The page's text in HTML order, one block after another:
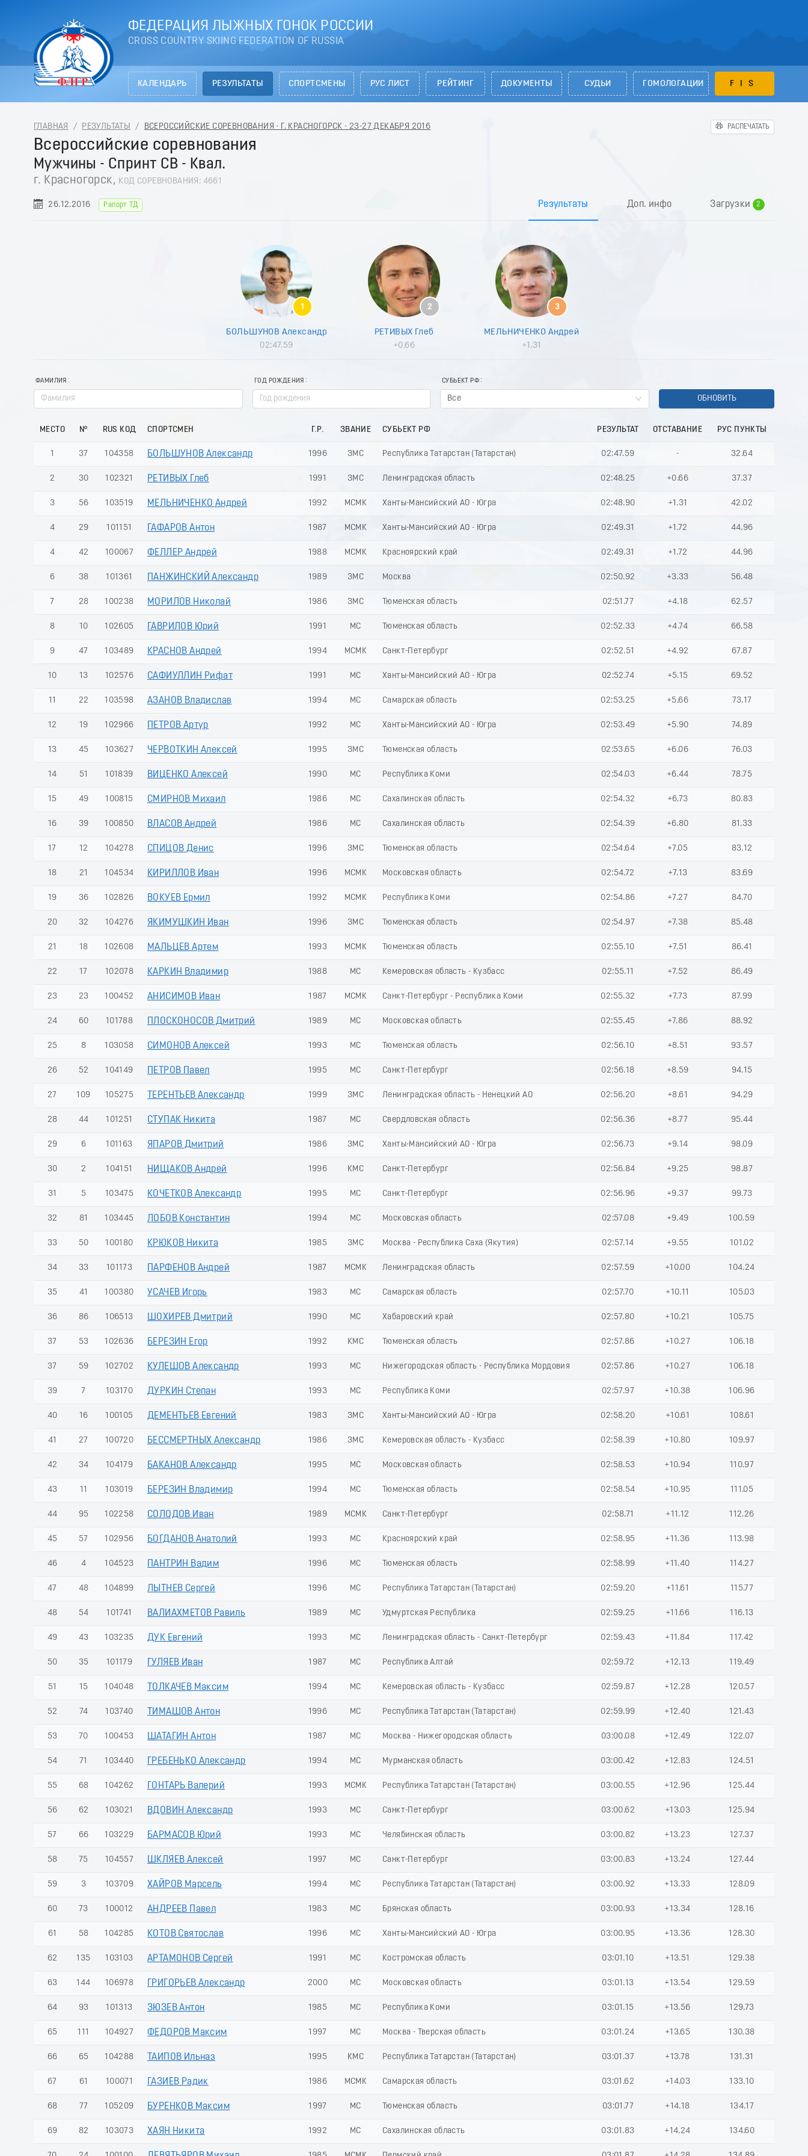
ФЕДЕРАЦИЯ ЛЫЖНЫХ ГОНОК РОССИИ
CROSS COUNTRY SKIING FEDERATION OF RUSSIA
КАЛЕНДАРЬ РЕЗУЛЬТАТЫ СПОРТСМЕНЫ РУС ЛИСТ РЕЙТИНГ ДОКУМЕНТЫ СУДЬИ ГОМОЛОГАЦИИ FIS
ГЛАВНАЯ / РЕЗУЛЬТАТЫ / ВСЕРОССИЙСКИЕ СОРЕВНОВАНИЯ - Г. КРАСНОГОРСК - 23-27 ДЕКАБРЯ 2016 РАСПЕЧАТАТЬ
Всероссийские соревнования
Мужчины - Спринт СВ - Квал.
г. Красногорск, КОД СОРЕВНОВАНИЯ: 4661
26.12.2016 Рапорт ТД Результаты Доп. инфо Загрузки
2
9
1
1
БОЛЬШУНОВ Александр
02:47.59
2
РЕТИВЫХ Глеб
+0.66
3
МЕЛЬНИЧЕНКО Андрей
+1.31
ФАМИЛИЯ ГОД РОЖДЕНИЯ СУБЬЕКТ РФ
Все ОБНОВИТЬ
МЕСТО № RUS КОД СПОРТСМЕН Г.Р. ЗВАНИЕ СУБЬЕКТ РФ РЕЗУЛЬТАТ ОТСТАВАНИЕ РУС ПУНКТЫ
1 37 104358 БОЛЬШУНОВ Александр 1996 ЗМС Республика Татарстан (Татарстан) 02:47.59 - 32.64
2 30 102321 РЕТИВЫХ Глеб 1991 ЗМС Ленинградская область 02:48.25 +0.66 37.37
3 56 103519 МЕЛЬНИЧЕНКО Андрей 1992 МСМК Ханты-Мансийский АО - Югра 02:48.90 +1.31 42.02
4 29 101151 ГАФАРОВ Антон 1987 МСМК Ханты-Мансийский АО - Югра 02:49.31 +1.72 44.96
4 42 100067 ФЕЛЛЕР Андрей 1988 МСМК Красноярский край 02:49.31 +1.72 44.96
6 38 101361 ПАНЖИНСКИЙ Александр 1989 ЗМС Москва 02:50.92 +3.33 56.48
7 28 100238 МОРИЛОВ Николай 1986 ЗМС Тюменская область 02:51.77 +4.18 62.57
8 10 102605 ГАВРИЛОВ Юрий 1991 МС Тюменская область 02:52.33 +4.74 66.58
9 47 103489 КРАСНОВ Андрей 1994 МСМК Санкт-Петербург 02:52.51 +4.92 67.87
10 13 102576 САФИУЛЛИН Рифат 1991 МС Ханты-Мансийский АО - Югра 02:52.74 +5.15 69.52
11 22 103598 АЗАНОВ Владислав 1994 МС Самарская область 02:53.25 +5.66 73.17
12 19 102966 ПЕТРОВ Артур 1992 МС Ханты-Мансийский АО - Югра 02:53.49 +5.90 74.89
13 45 103627 ЧЕРВОТКИН Алексей 1995 ЗМС Тюменская область 02:53.65 +6.06 76.03
14 51 101839 ВИЦЕНКО Алексей 1990 МС Республика Коми 02:54.03 +6.44 78.75
15 49 100815 СМИРНОВ Михаил 1986 МС Сахалинская область 02:54.32 +6.73 80.83
16 39 100850 ВЛАСОВ Андрей 1986 МС Сахалинская область 02:54.39 +6.80 81.33
17 12 104278 СПИЦОВ Денис 1996 ЗМС Тюменская область 02:54.64 +7.05 83.12
18 21 104534 КИРИЛЛОВ Иван 1996 МСМК Московская область 02:54.72 +7.13 83.69
19 36 102826 ВОКУЕВ Ермил 1992 МСМК Республика Коми 02:54.86 +7.27 84.70
20 32 104276 ЯКИМУШКИН Иван 1996 ЗМС Тюменская область 02:54.97 +7.38 85.48
21 18 102608 МАЛЬЦЕВ Артем 1993 МСМК Тюменская область 02:55.10 +7.51 86.41
22 17 102078 КАРКИН Владимир 1988 МС Кемеровская область - Кузбасс 02:55.11 +7.52 86.49
23 23 100452 АНИСИМОВ Иван 1987 МСМК Санкт-Петербург - Республика Коми 02:55.32 +7.73 87.99
24 60 101788 ПЛОСКОНОСОВ Дмитрий 1989 МС Московская область 02:55.45 +7.86 88.92
25 8 103058 СИМОНОВ Алексей 1993 МС Тюменская область 02:56.10 +8.51 93.57
26 52 104149 ПЕТРОВ Павел 1995 МС Санкт-Петербург 02:56.18 +8.59 94.15
27 109 105275 ТЕРЕНТЬЕВ Александр 1999 ЗМС Ленинградская область - Ненецкий АО 02:56.20 +8.61 94.29
28 44 101251 СТУПАК Никита 1987 МС Свердловская область 02:56.36 +8.77 95.44
29 6 101163 ЯПАРОВ Дмитрий 1986 ЗМС Ханты-Мансийский АО - Югра 02:56.73 +9.14 98.09
30 2 104151 НИЩАКОВ Андрей 1996 КМС Санкт-Петербург 02:56.84 +9.25 98.87
31 5 103475 КОЧЕТКОВ Александр 1995 МС Санкт-Петербург 02:56.96 +9.37 99.73
32 81 103445 ЛОБОВ Константин 1994 МС Московская область 02:57.08 +9.49 100.59
33 50 100180 КРЮКОВ Никита 1985 ЗМС Москва - Республика Саха (Якутия) 02:57.14 +9.55 101.02
34 33 101173 ПАРФЕНОВ Андрей 1987 МСМК Ленинградская область 02:57.59 +10.00 104.24
35 41 100380 УСАЧЕВ Игорь 1983 МС Самарская область 02:57.70 +10.11 105.03
36 86 106513 ШОХИРЕВ Дмитрий 1990 МС Хабаровский край 02:57.80 +10.21 105.75
37 53 102636 БЕРЕЗИН Егор 1992 КМС Тюменская область 02:57.86 +10.27 106.18
37 59 102702 КУЛЕШОВ Александр 1993 МС Нижегородская область - Республика Мордовия 02:57.86 +10.27 106.18
39 7 103170 ДУРКИН Степан 1993 МС Республика Коми 02:57.97 +10.38 106.96
40 16 100105 ДЕМЕНТЬЕВ Евгений 1983 ЗМС Ханты-Мансийский АО - Югра 02:58.20 +10.61 108.61
41 27 100720 БЕССМЕРТНЫХ Александр 1986 ЗМС Кемеровская область - Кузбасс 02:58.39 +10.80 109.97
42 34 104179 БАКАНОВ Александр 1995 МС Московская область 02:58.53 +10.94 110.97
43 11 103019 БЕРЕЗИН Владимир 1994 МС Тюменская область 02:58.54 +10.95 111.05
44 95 102258 СОЛОДОВ Иван 1989 МСМК Санкт-Петербург 02:58.71 +11.12 112.26
45 57 102956 БОГДАНОВ Анатолий 1993 МС Красноярский край 02:58.95 +11.36 113.98
46 4 104523 ПАНТРИН Вадим 1996 МС Тюменская область 02:58.99 +11.40 114.27
47 48 104899 ЛЫТНЕВ Сергей 1996 МС Республика Татарстан (Татарстан) 02:59.20 +11.61 115.77
48 54 101741 ВАЛИАХМЕТОВ Равиль 1989 МС Удмуртская Республика 02:59.25 +11.66 116.13
49 43 103235 ДУК Евгений 1993 МС Ленинградская область - Санкт-Петербург 02:59.43 +11.84 117.42
50 35 101179 ГУЛЯЕВ Иван 1987 МС Республика Алтай 02:59.72 +12.13 119.49
51 15 104048 ТОЛКАЧЕВ Максим 1994 МС Кемеровская область - Кузбасс 02:59.87 +12.28 120.57
52 74 103740 ТИМАШОВ Антон 1996 МС Республика Татарстан (Татарстан) 02:59.99 +12.40 121.43
53 70 100453 ШАТАГИН Антон 1987 МС Москва - Нижегородская область 03:00.08 +12.49 122.07
54 71 103440 ГРЕБЕНЬКО Александр 1994 МС Мурманская область 03:00.42 +12.83 124.51
55 68 104262 ГОНТАРЬ Валерий 1993 МСМК Республика Татарстан (Татарстан) 03:00.55 +12.96 125.44
56 62 103021 ВДОВИН Александр 1993 МС Санкт-Петербург 03:00.62 +13.03 125.94
57 66 103229 БАРМАСОВ Юрий 1993 МС Челябинская область 03:00.82 +13.23 127.37
58 75 104557 ШКЛЯЕВ Алексей 1997 МС Санкт-Петербург 03:00.83 +13.24 127.44
59 3 103709 ХАЙРОВ Марсель 1994 МС Республика Татарстан (Татарстан) 03:00.92 +13.33 128.09
60 73 100012 АНДРЕЕВ Павел 1983 МС Брянская область 03:00.93 +13.34 128.16
61 58 104285 КОТОВ Святослав 1996 МС Ханты-Мансийский АО - Югра 03:00.95 +13.36 128.30
62 135 103103 АРТАМОНОВ Сергей 1991 МС Костромская область 03:01.10 +13.51 129.38
63 144 106978 ГРИГОРЬЕВ Александр 2000 МС Московская область 03:01.13 +13.54 129.59
64 93 101313 ЗЮЗЕВ Антон 1985 МС Республика Коми 03:01.15 +13.56 129.73
65 111 104927 ФЕДОРОВ Максим 1997 МС Москва - Тверская область 03:01.24 +13.65 130.38
66 65 104288 ТАИПОВ Ильназ 1995 КМС Республика Татарстан (Татарстан) 03:01.37 +13.78 131.31
67 61 100071 ГАЗИЕВ Радик 1986 МСМК Самарская область 03:01.62 +14.03 133.10
68 77 105209 БУРЕНКОВ Максим 1997 МС Тюменская область 03:01.77 +14.18 134.17
69 82 103073 ХАЯН Никита 1992 МС Сахалинская область 03:01.83 +14.24 134.60